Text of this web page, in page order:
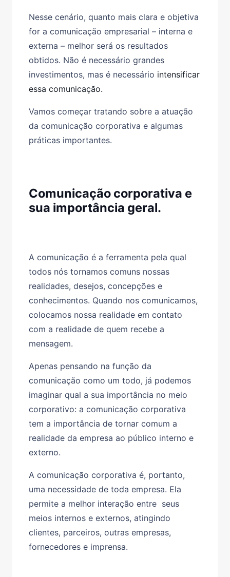
Nesse cenário, quanto mais clara e objetiva
for a comunicação empresarial – interna e
externa – melhor será os resultados
obtidos. Não é necessário grandes
investimentos, mas é necessário intensificar
essa comunicação.
Vamos começar tratando sobre a atuação
da comunicação corporativa e algumas
práticas importantes.
Comunicação corporativa e
sua importância geral.
A comunicação é a ferramenta pela qual
todos nós tornamos comuns nossas
realidades, desejos, concepções e
conhecimentos. Quando nos comunicamos,
colocamos nossa realidade em contato
com a realidade de quem recebe a
mensagem.
Apenas pensando na função da
comunicação como um todo, já podemos
imaginar qual a sua importância no meio
corporativo: a comunicação corporativa
tem a importância de tornar comum a
realidade da empresa ao público interno e
externo.
A comunicação corporativa é, portanto,
uma necessidade de toda empresa. Ela
permite a melhor interação entre seus
meios internos e externos, atingindo
clientes, parceiros, outras empresas,
fornecedores e imprensa.